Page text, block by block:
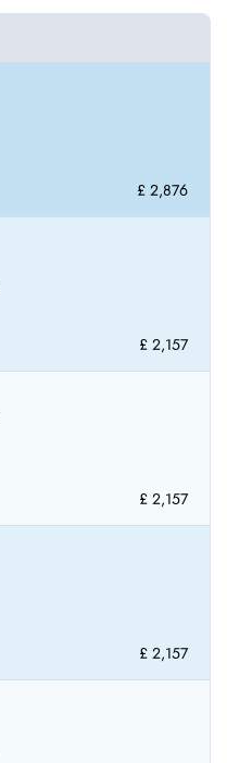
£ 2,876
£ 2,157
£ 2,157
£ 2,157